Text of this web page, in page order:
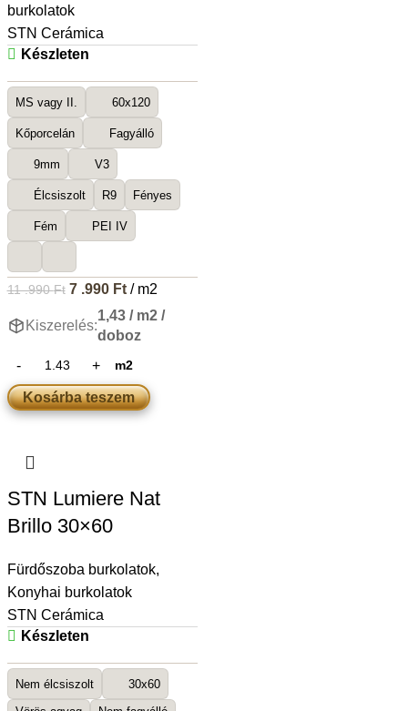
burkolatok
STN Cerámica
Készleten
MS vagy II. 60x120
Kőporcelán Fagyálló
9mm V3
Élcsiszolt R9 Fényes
Fém PEI IV
11 .990Ft 7 .990 Ft/ m2
Kiszerelés:
1,43 / m2 /
doboz
m2
Kosárba teszem
STN Lumiere Nat
Brillo 30×60
Fürdőszoba burkolatok,
Konyhai burkolatok
STN Cerámica
Készleten
Nem élcsiszolt 30x60